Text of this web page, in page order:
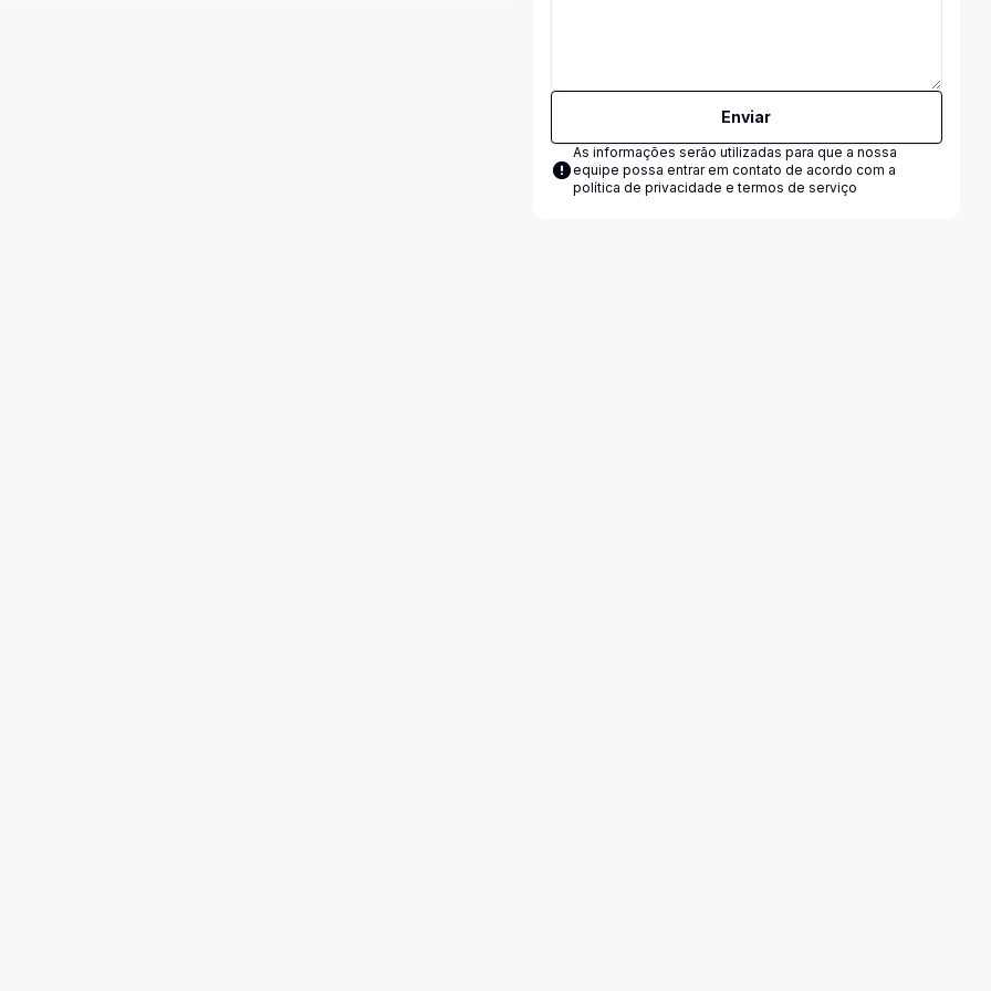
Enviar
As informações serão utilizadas para que a nossa
equipe possa entrar em contato de acordo com a
política de privacidade e termos de serviço